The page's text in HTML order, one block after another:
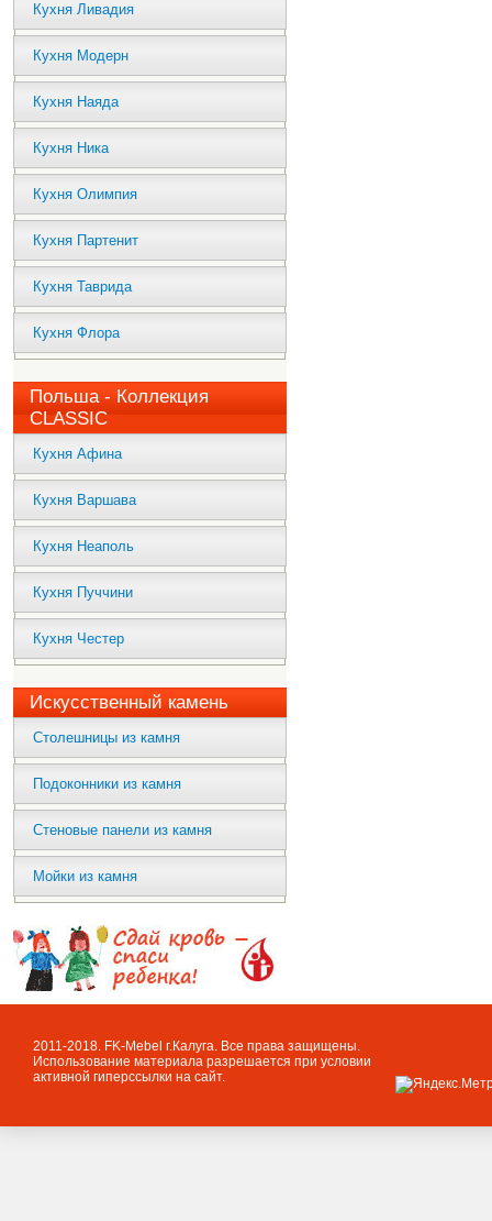
Кухня Ливадия
Кухня Модерн
Кухня Наяда
Кухня Ника
Кухня Олимпия
Кухня Партенит
Кухня Таврида
Кухня Флора
Польша - Коллекция
CLASSIC
Кухня Афина
Кухня Варшава
Кухня Неаполь
Кухня Пуччини
Кухня Честер
Искусственный камень
Столешницы из камня
Подоконники из камня
Стеновые панели из камня
Мойки из камня
2011-2018. FK-Mebel г.Калуга. Все права защищены.
Использование материала разрешается при условии
активной гиперссылки на сайт.